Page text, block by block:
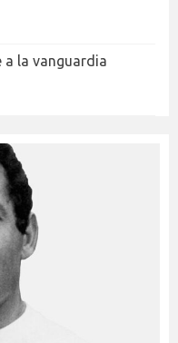
a la vanguardia